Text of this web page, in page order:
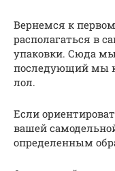
Вернемся к
располагаться в
упаковки. Сюда
последующий мы
лол.
Если
вашей
определенным